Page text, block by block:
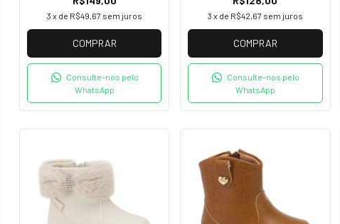
3 x de R$49,67 sem juros
COMPRAR
Consulte-nos pelo
WhatsApp
3 x de R$42,67 sem juros
COMPRAR
Consulte-nos pelo
WhatsApp